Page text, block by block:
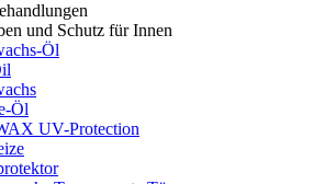
und Schutz für Innen
Öl
Öl
UV-Protection